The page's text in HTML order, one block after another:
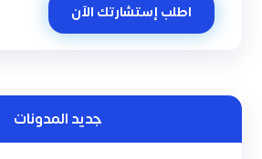
اطلب إستشارتك الآن
جديد المدونات